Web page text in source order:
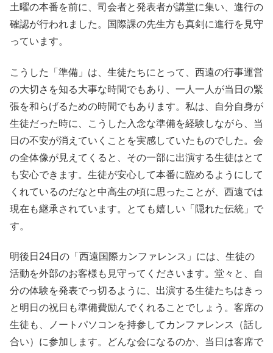
土曜の本番を前に、司会者と発表者が講堂に集い、進行の
確認が行われました。国際課の先生方も真剣に進行を見守
っています。
こうした「準備」は、生徒たちにとって、西遠の行事運営
の大切さを知る大事な時間でもあり、一人一人が当日の緊
張を和らげるための時間でもあります。私は、自分自身が
生徒だった時に、こうした入念な準備を経験しながら、当
日の不安が消えていくことを実感していたものでした。会
の全体像が見えてくると、その一部に出演する生徒はとて
も安心できます。生徒が安心して本番に臨めるようにして
くれているのだなと中高生の頃に思ったことが、西遠では
現在も継承されています。とても嬉しい「隠れた伝統」で
す。
明後日24日の「西遠国際カンファレンス」には、生徒の
活動を外部のお客様も見守ってくださいます。堂々と、自
分の体験を発表でっ切るように、出演する生徒たちはきっ
と明日の祝日も準備費励んでくれることでしょう。客席の
生徒も、ノートパソコンを持参してカンファレンス（話し
合い）に参加します。どんな会になるのか、当日は客席で